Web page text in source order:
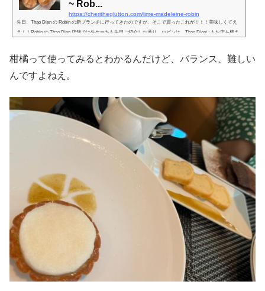
~ Rob...
https://cheritheglutton.com/lime-madeleine-robin
先日、Thao Dien の Robin の新ブランチに行ってきたのですが、そこで買ったこれが！！！美味しくてえ
え！！Robin の Thao Dien 店舗では生ケーキも先日ご紹介した通り、ロビンは、Thao Dienにもお店を構え
くのもいいわねえ。とにかく素敵な場所。だけど、この日はもう暑くなってきてたし、その後動き回る予
定があったから生ケーキは諦...
柑橘って使ってみるとわかるんだけど、バランス、難しい
んですよねえ。